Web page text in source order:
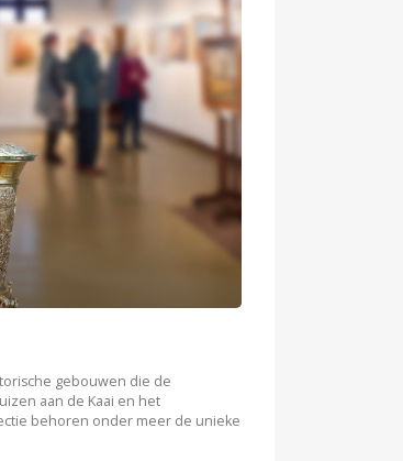
gebouwen die de
aan de Kaai en het
behoren onder meer de unieke